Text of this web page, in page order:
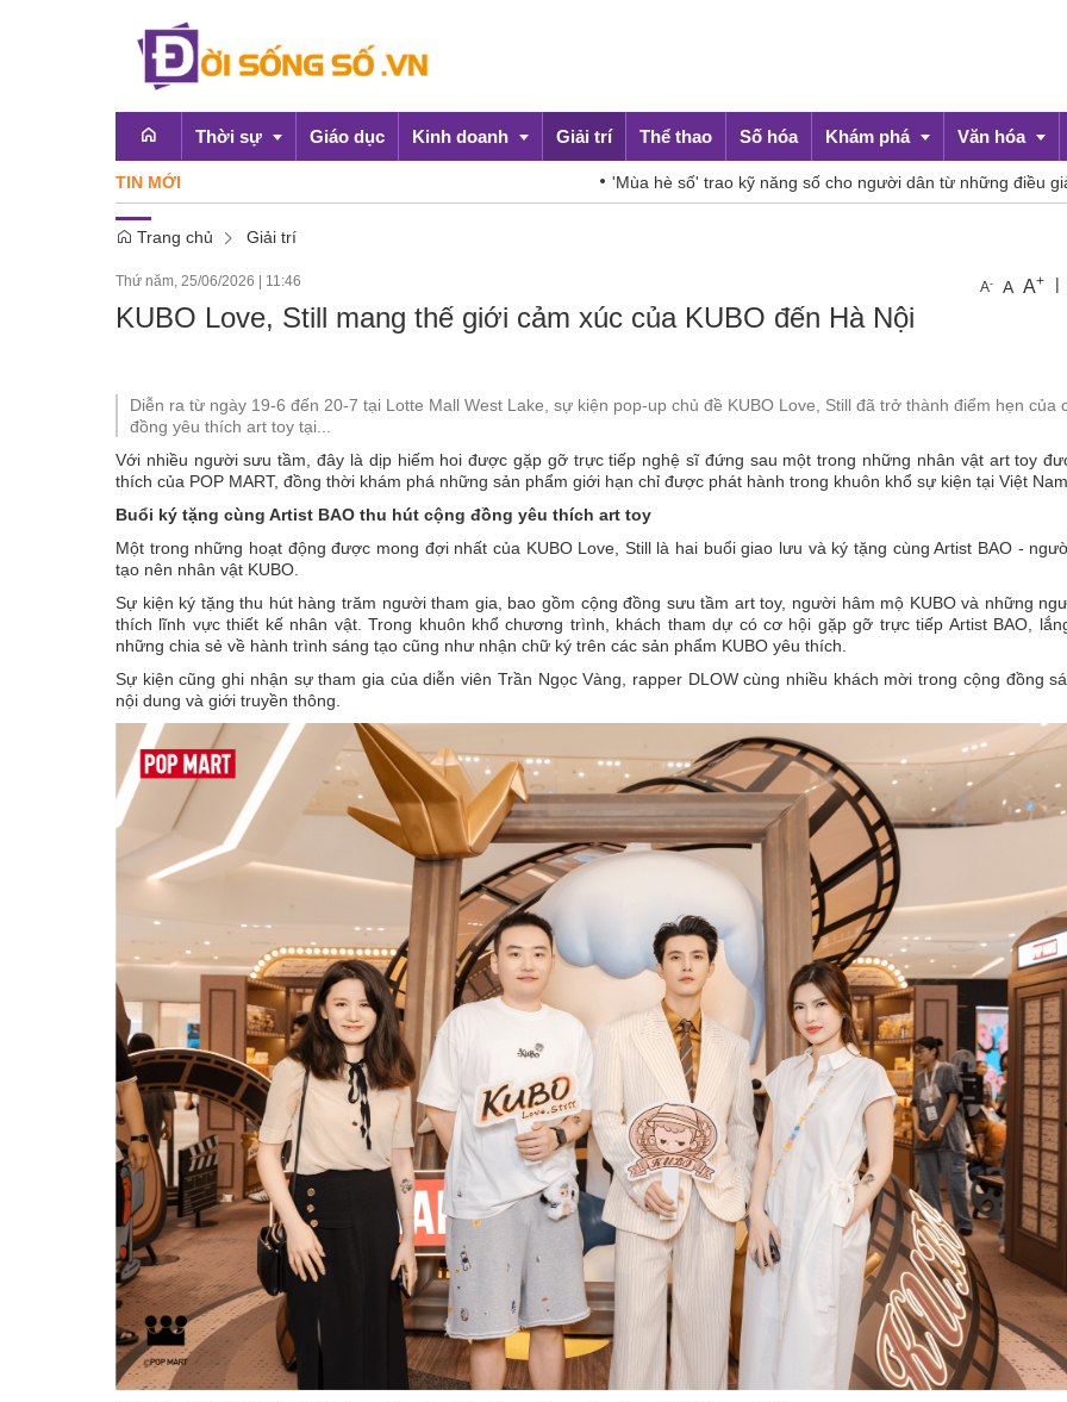
Thời sự
Emagazine
Giáo dục Kinh doanh Giải trí Thể thao Số hóa Khám phá Văn hóa
TIN MỚI 'Mùa hè số' trao kỹ năng số cho người dân từ những điều giản dị
Trang chủ Giải trí
Thứ năm, 25/06/2026 11:46 A- A A+ |
KUBO Love, Still mang thế giới cảm xúc của KUBO đến Hà Nội
Diễn ra từ ngày 19-6 đến 20-7 tại Lotte Mall West Lake, sự kiện pop-up chủ đề KUBO Love, Still đã trở thành điểm hẹn của
đồng yêu thích art toy tại...
Với nhiều người sưu tầm, đây là dịp hiếm hoi được gặp gỡ trực tiếp nghệ sĩ đứng sau một trong những nhân vật art toy
thích của POP MART, đồng thời khám phá những sản phẩm giới hạn chỉ được phát hành trong khuôn khổ sự kiện tại Việt
Buổi ký tặng cùng Artist BAO thu hút cộng đồng yêu thích art toy
Một trong những hoạt động được mong đợi nhất của KUBO Love, Still là hai buổi giao lưu và ký tặng cùng Artist BAO -
tạo nên nhân vật KUBO.
Sự kiện ký tặng thu hút hàng trăm người tham gia, bao gồm cộng đồng sưu tầm art toy, người hâm mộ KUBO và những
thích lĩnh vực thiết kế nhân vật. Trong khuôn khổ chương trình, khách tham dự có cơ hội gặp gỡ trực tiếp Artist BAO,
những chia sẻ về hành trình sáng tạo cũng như nhận chữ ký trên các sản phẩm KUBO yêu thích.
Sự kiện cũng ghi nhận sự tham gia của diễn viên Trần Ngọc Vàng, rapper DLOW cùng nhiều khách mời trong cộng đồng
nội dung và giới truyền thông.